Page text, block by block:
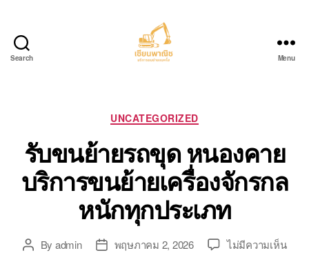
Search
รถ
แบค
โฮ.com
Menu
Categories
UNCATEGORIZED
รับขนย้ายรถขุด หนองคาย
บริการขนย้ายเครื่องจักรกล
หนักทุกประเภท
PostBy admin
Postพฤษภาคม 2, 2026 ไม่มีความเห็นบน